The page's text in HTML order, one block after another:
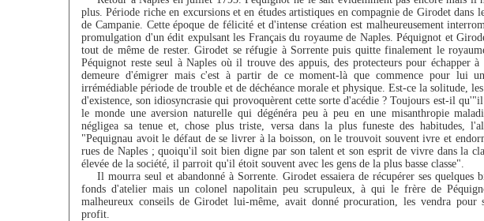
plus. Période riche en excursions et en études artistiques en compagnie de Girodet dans
de Campanie. Cette époque de félicité et d'intense création est malheureusement
promulgation d'un édit expulsant les Français du royaume de Naples. Péquignot et
tout de même de rester. Girodet se réfugie à Sorrente puis quitte finalement le
Péquignot reste seul à Naples où il trouve des appuis, des protecteurs pour échapper
demeure d'émigrer mais c'est à partir de ce moment-là que commence pour lui
irrémédiable période de trouble et de déchéance morale et physique. Est-ce la solitude,
d'existence, son idiosyncrasie qui provoquèrent cette sorte d'acédie ? Toujours est-il
le monde une aversion naturelle qui dégénéra peu à peu en une misanthropie
négligea sa tenue et, chose plus triste, versa dans la plus funeste des habitudes,
"Pequignau avoit le défaut de se livrer à la boisson, on le trouvoit souvent ivre et
rues de Naples ; quoiqu'il soit bien digne par son talent et son esprit de vivre dans la
élevée de la société, il parroit qu'il étoit souvent avec les gens de la plus basse classe".
Il mourra seul et abandonné à Sorrente. Girodet essaiera de récupérer ses quelques
fonds d'atelier mais un colonel napolitain peu scrupuleux, à qui le frère de
malheureux conseils de Girodet lui-même, avait donné procuration, les vendra pour
profit.